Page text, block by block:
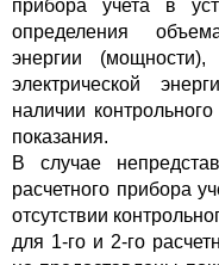
прибора учета в
определения
энергии
электрической
наличии
показания.
В случае
расчетного прибора
отсутствии
для 1-го и 2-го